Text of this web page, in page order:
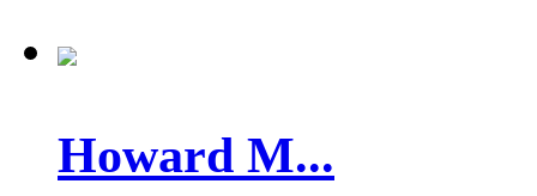
Howard M...